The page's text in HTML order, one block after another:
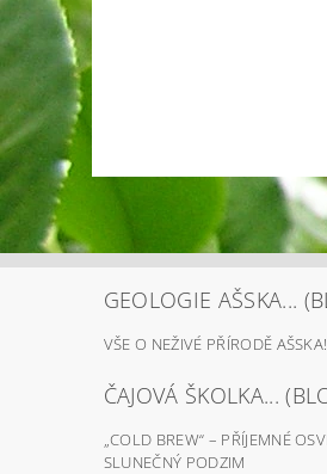
GEOLOGIE AŠSKA...
VŠE O NEŽIVÉ PŘÍRODĚ AŠSKA!
ČAJOVÁ ŠKOLKA...
„COLD BREW“ – PŘÍJEMNÉ
SLUNEČNÝ PODZIM